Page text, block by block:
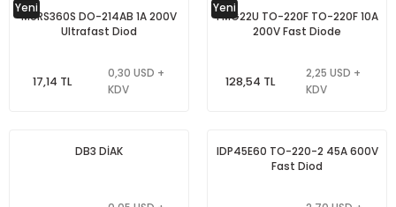
Yeni
MURS360S DO-214AB 1A 200V
Ultrafast Diod
17,14 TL
0,30 USD +
KDV
Yeni
FMG22U TO-220F TO-220F 10A
200V Fast Diode
128,54 TL
2,25 USD +
KDV
DB3 DİAK
IDP45E60 TO-220-2 45A 600V
Fast Diod